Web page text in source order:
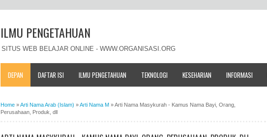
ILMU PENGETAHUAN
SITUS WEB BELAJAR ONLINE - WWW.ORGANISASI.ORG
DEPAN DAFTAR ISI ILMU PENGETAHUAN TEKNOLOGI KESEHARIAN INFORMASI
Home »Arti Nama Arab (Islam) »Arti Nama M »Arti Nama Masykurah - Kamus Nama Bayi, Orang,
Perusahaan, Produk, dll